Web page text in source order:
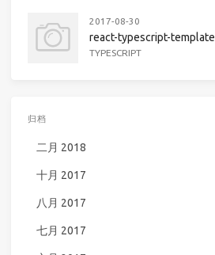
2017-08-30
react-typescript-template
TYPESCRIPT
归档
二月 2018
十月 2017
八月 2017
七月 2017